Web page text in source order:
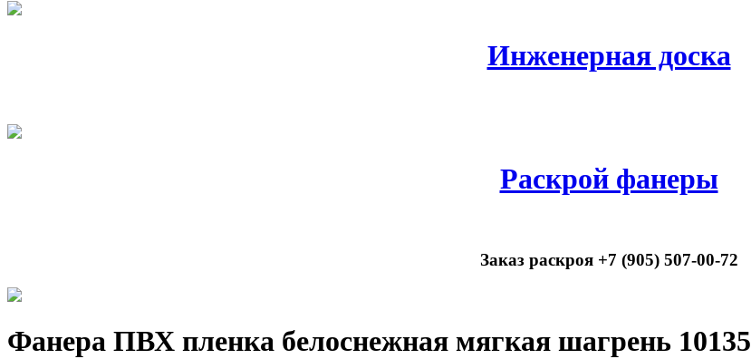
Инженерная доска
Раскрой фанеры
Заказ раскроя +7 (905) 507-00-72
Фанера ПВХ пленка белоснежная мягкая шагрень 10135